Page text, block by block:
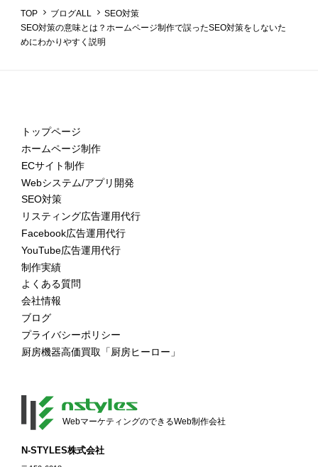
TOP ブログALL
SEO対策
SEO対策の意味とは？ホームページ制作で誤ったSEO対策をしないた
めにわかりやすく説明
トップページ
ホームページ制作
ECサイト制作
Webシステム/アプリ開発
SEO対策
リスティング広告運用代行
Facebook広告運用代行
YouTube広告運用代行
制作実績
よくある質問
会社情報
ブログ
プライバシーポリシー
厨房機器高価買取「厨房ヒーロー」
WebマーケティングのできるWeb制作会社
N-STYLES株式会社